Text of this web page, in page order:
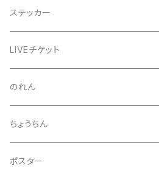
マッチ
くつ下
お礼ボイス
アクリルスタンド
灰皿
芒種風景
夏至風景
生写真
プロマイド（マルベル堂）
ステッカー
24節気少年
毅然湯
スガヌマンチョコシール
A HARD DAY'S NIGHT
LIVEチケット
のれん
ちょうちん
ポスター